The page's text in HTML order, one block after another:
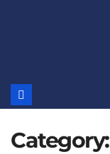
Category: